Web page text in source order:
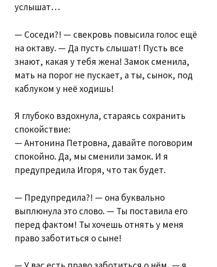
услышат…
— Соседи?! — свекровь повысила голос ещё
на октаву. — Да пусть слышат! Пусть все
знают, какая у тебя жена! Замок сменила,
мать на порог не пускает, а ты, сынок, под
каблуком у неё ходишь!
Я глубоко вздохнула, стараясь сохранить
спокойствие:
— Антонина Петровна, давайте поговорим
спокойно. Да, мы сменили замок. И я
предупредила Игоря, что так будет.
— Предупредила?! — она буквально
выплюнула это слово. — Ты поставила его
перед фактом! Ты хочешь отнять у меня
право заботиться о сыне!